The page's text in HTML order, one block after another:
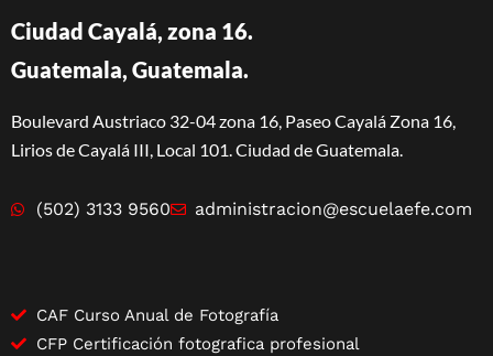
Ciudad Cayalá, zona 16.
Guatemala, Guatemala.
Boulevard Austriaco 32-04 zona 16, Paseo Cayalá Zona 16,
Lirios de Cayalá III, Local 101. Ciudad de Guatemala.
(502) 3133 9560 administracion@escuelaefe.com
CAF Curso Anual de Fotografía
CFP Certificación fotografica profesional